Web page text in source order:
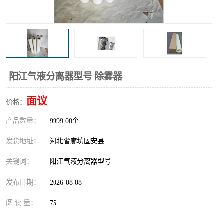
阳江气液分离器型号 除雾器
价格： 面议
产品数量： 9999.00个
发货地址： 河北省廊坊固安县
关键词： 阳江气液分离器型号
发布日期： 2026-08-08
阅 读 量： 75